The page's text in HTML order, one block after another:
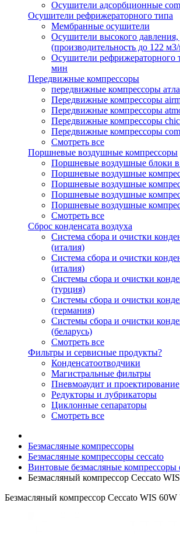
Осушители адсорбционные
Осушители рефрижераторного типа
Мембранные осушители
Осушители высокого давления,
(производительность до 122
Осушители рефрижераторного
мин
Передвижные компрессоры
передвижные компрессоры
Передвижные компрессоры
Передвижные компрессоры
Передвижные компрессоры
Передвижные компрессоры
Смотреть все
Поршневые воздушные компрессоры
Поршневые воздушные блоки в
Поршневые воздушные
Поршневые воздушные
Поршневые воздушные
Поршневые воздушные
Смотреть все
Сброс конденсата воздуха
Система сбора и очистки
(италия)
Система сбора и очистки
(италия)
Системы сбора и очистки
(турция)
Системы сбора и очистки
(германия)
Системы сбора и очистки
(беларусь)
Смотреть все
Фильтры и сервисные продукты?
Конденсатоотводчики
Магистральные фильтры
Пневмоаудит и проектирование
Редукторы и лубрикаторы
Циклонные сепараторы
Смотреть все
Безмасляные компрессоры
Безмасляные компрессоры ceccato
Винтовые безмасляные компрессоры
Безмасляный компрессор Ceccato
Безмасляный компрессор Ceccato WIS 60W